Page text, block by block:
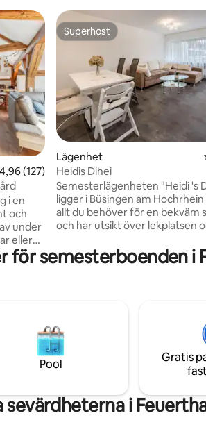
av 5 i genomsnittligt betyg, 127
4,96 (127)
i en
och
under
eller
sina
du
och
Superhost
Superhost
Lägenhet
Heidis Dihei
Semesterlägenheten "Heidi 's
ligger i Büsingen am
allt du behöver för en bekväm
och har utsikt över lekplatsen
består av ett vardagsrum, ett
utrustat kök med diskmaskin
bekvämligheter inkluderar Wi-
uppvärmning, en TV med en
spelare samt barnböcker och
för semesterboenden i
Pool
Gratis
sevärdheterna i